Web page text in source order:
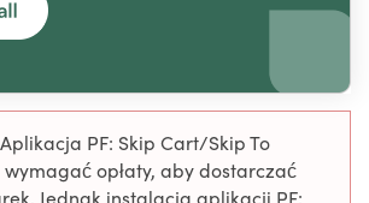
Aplikacja PF: Skip Cart/Skip To
opłaty, aby dostarczać
Jednak instalacja aplikacji PF: